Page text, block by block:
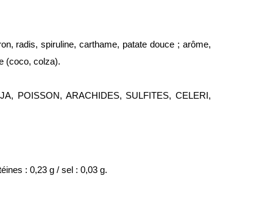
radis, spiruline, carthame, patate douce ; arôme,
(coco, colza).
POISSON, ARACHIDES, SULFITES, CELERI,
: 0,23 g / sel : 0,03 g.